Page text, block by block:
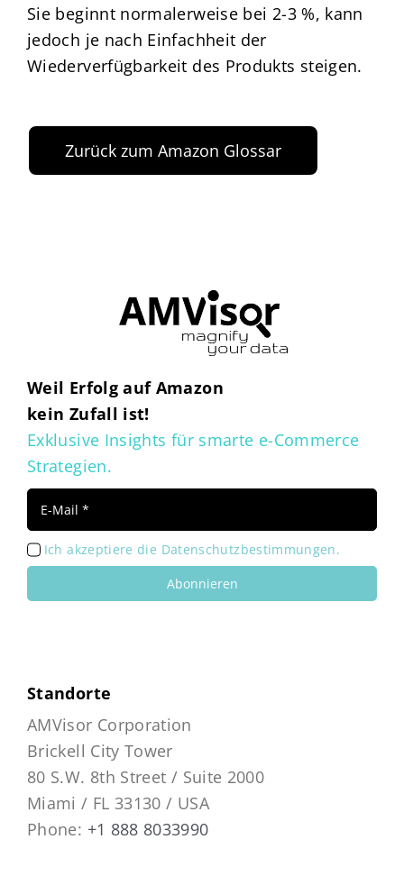
Sie beginnt normalerweise bei 2-3 %, kann
jedoch je nach Einfachheit der
Wiederverfügbarkeit des Produkts steigen.
Zurück zum Amazon Glossar
Weil Erfolg auf Amazon
kein Zufall ist!
Exklusive Insights für smarte e-Commerce
Strategien.
Ich akzeptiere die Datenschutzbestimmungen.
Abonnieren
Standorte
AMVisor Corporation
Brickell City Tower
80 S.W. 8th Street / Suite 2000
Miami / FL 33130 / USA
Phone: +1 888 8033990